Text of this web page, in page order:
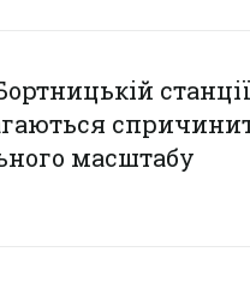
станції
масштабу